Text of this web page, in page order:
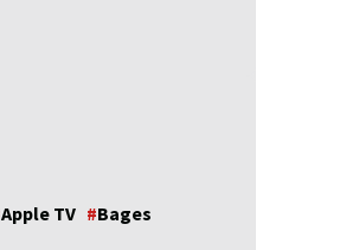
Apple TV Bages